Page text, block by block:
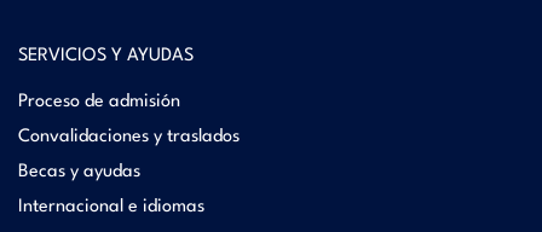
SERVICIOS Y AYUDAS
Proceso de admisión
Convalidaciones y traslados
Becas y ayudas
Internacional e idiomas